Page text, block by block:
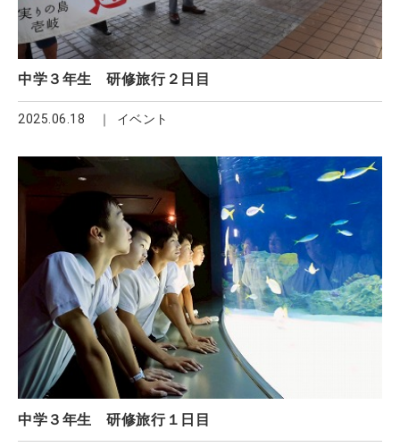
中学３年生 研修旅行２日目
2025.06.18 イベント
中学３年生 研修旅行１日目